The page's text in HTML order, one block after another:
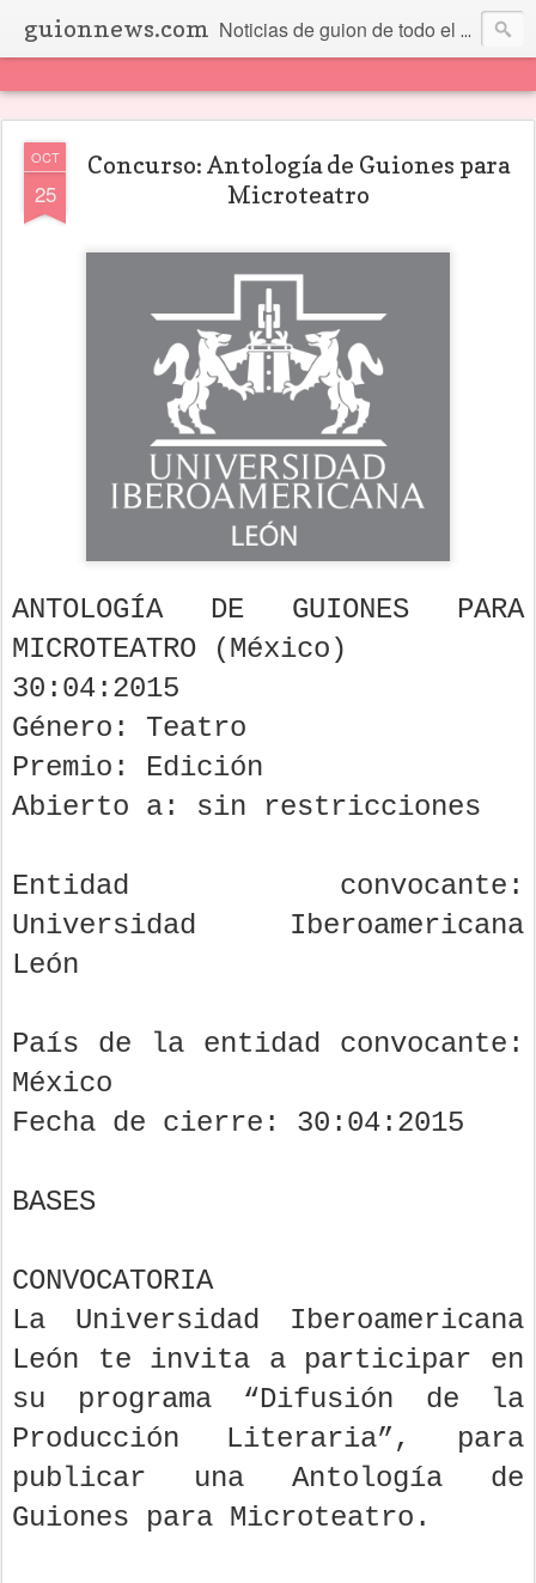
guionnews.com Noticias de guion de todo el mundo... Y más.
OCT
25
Concurso: Antología de Guiones para
Microteatro
ANTOLOGÍA DE GUIONES PARA
MICROTEATRO (México)
30:04:2015
Género: Teatro
Premio: Edición
Abierto a: sin restricciones
Entidad convocante:
Universidad Iberoamericana
León
País de la entidad convocante:
México
Fecha de cierre: 30:04:2015
BASES
CONVOCATORIA
La Universidad Iberoamericana
León te invita a participar en
su programa “Difusión de la
Producción Literaria”, para
publicar una Antología de
Guiones para Microteatro.